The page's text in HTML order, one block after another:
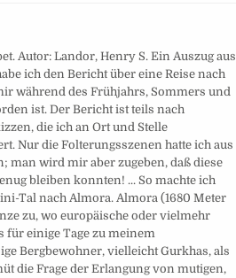
Autor: Landor, Henry S. Ein Auszug aus
ich den Bericht über eine Reise nach
während des Frühjahrs, Sommers und
ist. Der Bericht ist teils nach
die ich an Ort und Stelle
Nur die Folterungsszenen hatte ich aus
man wird mir aber zugeben, daß diese
bleiben konnten! ... So machte ich
Tal nach Almora. Almora (1680 Meter
zu, wo europäische oder vielmehr
für einige Tage zu meinem
Bergbewohner, vielleicht Gurkhas, als
die Frage der Erlangung von mutigen,